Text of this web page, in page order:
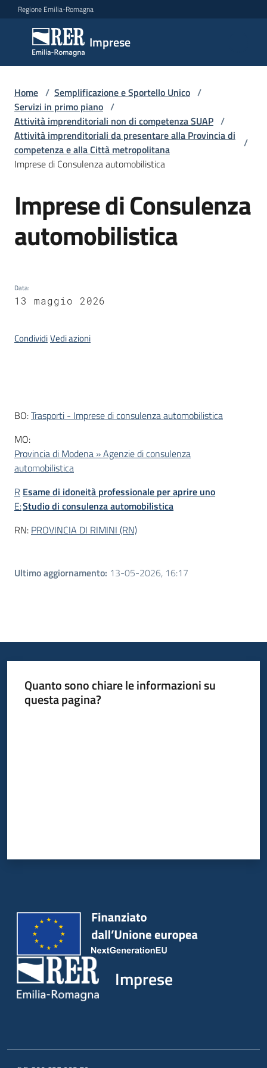
Vai al contenuto
Vai alla navigazione
Vai al footer
Regione Emilia-Romagna
Imprese
Imprese
Argomenti
Novità
Atti
Bandi
Piani
Programmi
Newsletter
Seguici
Home / Semplificazione e Sportello Unico /
Servizi in primo piano /
Attività imprenditoriali non di competenza SUAP /
Attività imprenditoriali da presentare alla Provincia di
competenza e alla Città metropolitana
/
Imprese di Consulenza automobilistica
Salta al contenuto
Imprese di Consulenza
automobilistica
Data:
13 maggio 2026
CondividiVedi azioni
Introduzione
BO:Trasporti - Imprese di consulenza automobilistica
MO:
Provincia di Modena » Agenzie di consulenza
automobilistica
R
E:
Esame di idoneità professionale per aprire uno
Studio di consulenza automobilistica
RN: PROVINCIA DI RIMINI (RN)
Ultimo aggiornamento: 13-05-2026, 16:17
Quanto sono chiare le informazioni su
questa pagina?
Imprese